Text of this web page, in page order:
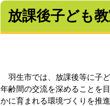
放課後子ども
羽生市では、放課後等に子
年齢間の交流を深めることを
かに育まれる環境づくりを推進